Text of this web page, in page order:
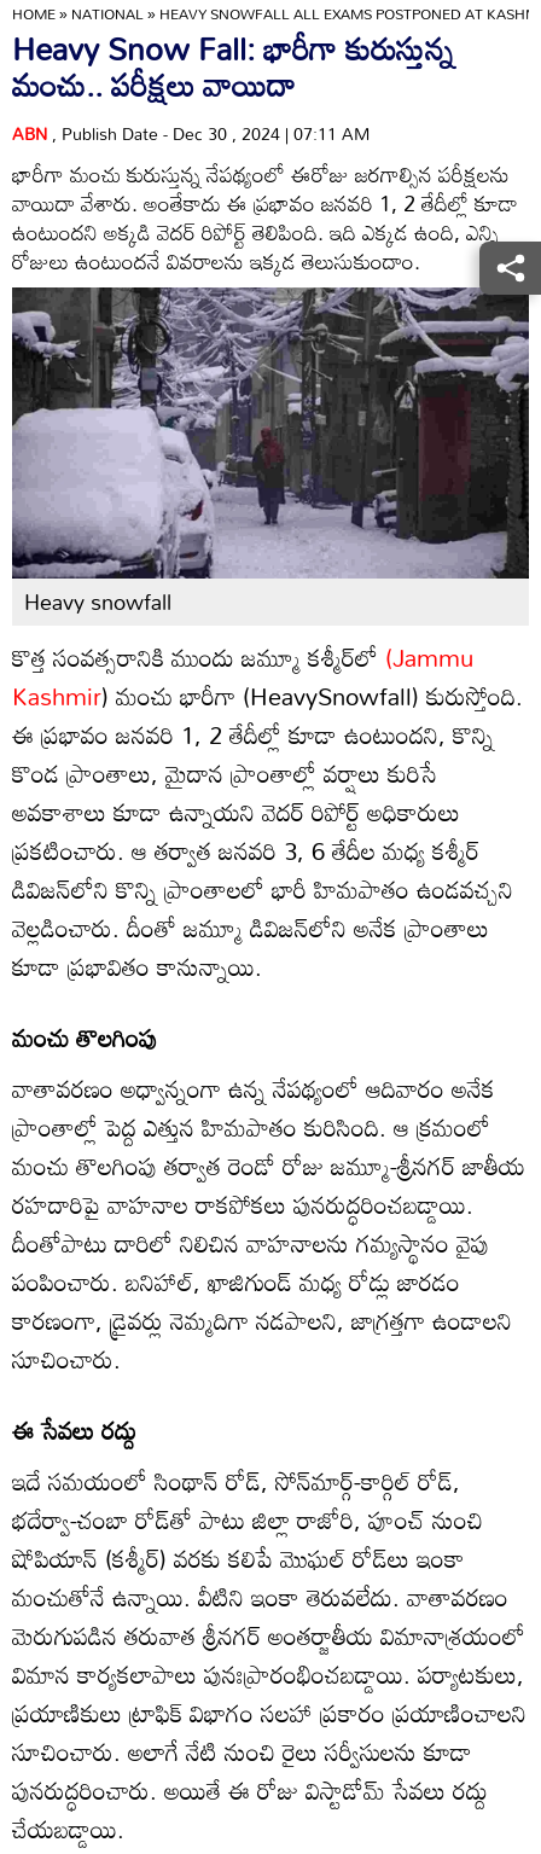
HOME»NATIONAL»HEAVY SNOWFALL ALL EXAMS POSTPONED AT
Heavy Snow Fall: భారీగా కురుస్తున్న
మంచు.. పరీక్షలు వాయిదా
ABN, Publish Date - Dec 30 , 2024 | 07:11 AM
భారీగా మంచు కురుస్తున్న నేపథ్యంలో ఈరోజు జరగాల్సిన పరీక్షలను
వాయిదా వేశారు. అంతేకాదు ఈ ప్రభావం జనవరి 1, 2 తేదీల్లో కూడా
ఉంటుందని అక్కడి వెదర్ రిపోర్ట్ తెలిపింది. ఇది ఎక్కడ ఉంది, ఎన్ని
రోజులు ఉంటుందనే వివరాలను ఇక్కడ తెలుసుకుందాం.
Heavy snowfall
కొత్త సంవత్సరానికి ముందు జమ్మూ కశ్మీర్‌లో (Jammu
Kashmir) మంచు భారీగా (HeavySnowfall) కురుస్తోంది.
ఈ ప్రభావం జనవరి 1, 2 తేదీల్లో కూడా ఉంటుందని, కొన్ని
కొండ ప్రాంతాలు, మైదాన ప్రాంతాల్లో వర్షాలు కురిసే
అవకాశాలు కూడా ఉన్నాయని వెదర్ రిపోర్ట్ అధికారులు
ప్రకటించారు. ఆ తర్వాత జనవరి 3, 6 తేదీల మధ్య కశ్మీర్
డివిజన్‌లోని కొన్ని ప్రాంతాలలో భారీ హిమపాతం ఉండవచ్చని
వెల్లడించారు. దీంతో జమ్మూ డివిజన్‌లోని అనేక ప్రాంతాలు
కూడా ప్రభావితం కానున్నాయి.
మంచు తొలగింపు
వాతావరణం అధ్వాన్నంగా ఉన్న నేపథ్యంలో ఆదివారం అనేక
ప్రాంతాల్లో పెద్ద ఎత్తున హిమపాతం కురిసింది. ఆ క్రమంలో
మంచు తొలగింపు తర్వాత రెండో రోజు జమ్మూ-శ్రీనగర్ జాతీయ
రహదారిపై వాహనాల రాకపోకలు పునరుద్ధరించబడ్డాయి.
దీంతోపాటు దారిలో నిలిచిన వాహనాలను గమ్యస్థానం వైపు
పంపించారు. బనిహాల్, ఖాజిగుండ్ మధ్య రోడ్లు జారడం
కారణంగా, డ్రైవర్లు నెమ్మదిగా నడపాలని, జాగ్రత్తగా ఉండాలని
సూచించారు.
ఈ సేవలు రద్దు
ఇదే సమయంలో సింథాన్ రోడ్, సోన్‌మార్గ్-కార్గిల్ రోడ్,
భదేర్వా-చంబా రోడ్‌తో పాటు జిల్లా రాజోరి, పూంచ్ నుంచి
షోపియాన్ (కశ్మీర్) వరకు కలిపే మొఘల్ రోడ్‌లు ఇంకా
మంచుతోనే ఉన్నాయి. వీటిని ఇంకా తెరువలేదు. వాతావరణం
మెరుగుపడిన తరువాత శ్రీనగర్ అంతర్జాతీయ విమానాశ్రయంలో
విమాన కార్యకలాపాలు పునఃప్రారంభించబడ్డాయి. పర్యాటకులు,
ప్రయాణికులు ట్రాఫిక్ విభాగం సలహా ప్రకారం ప్రయాణించాలని
సూచించారు. అలాగే నేటి నుంచి రైలు సర్వీసులను కూడా
పునరుద్ధరించారు. అయితే ఈ రోజు విస్టాడోమ్ సేవలు రద్దు
చేయబడ్డాయి.